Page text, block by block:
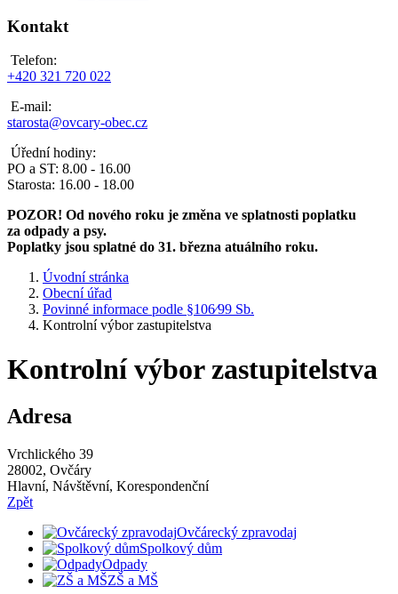
Kontakt
Telefon:
+420 321 720 022
E-mail:
starosta@ovcary-obec.cz
Úřední hodiny:
PO a ST: 8.00 - 16.00
Starosta: 16.00 - 18.00
POZOR! Od nového roku je změna ve splatnosti poplatku
za odpady a psy.
Poplatky jsou splatné do 31. března atuálního roku.
Úvodní stránka
Obecní úřad
Povinné informace podle §106⁄99 Sb.
Kontrolní výbor zastupitelstva
Kontrolní výbor zastupitelstva
Adresa
Vrchlického 39
28002, Ovčáry
Hlavní, Návštěvní, Korespondenční
Zpět
Ovčárecký zpravodaj
Spolkový dům
Odpady
ZŠ a MŠ